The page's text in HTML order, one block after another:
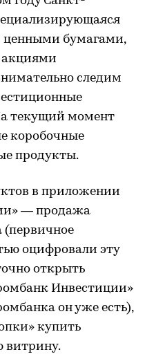
ценными бумагами,
акциями
следим
текущий момент
коробочные
продукты.
в приложении
— продажа
(первичное
оцифровали эту
открыть
Инвестиции»
он уже есть),
купить
витрину.